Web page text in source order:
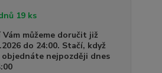
19 ks
Vám můžeme doručit již
do 24:00. Stačí, když
objednáte nejpozději dnes